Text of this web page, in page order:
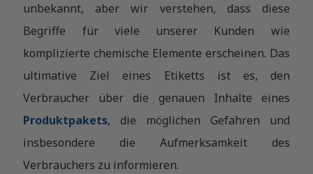
unbekannt, aber wir verstehen, dass diese
Begriffe für viele unserer Kunden wie
komplizierte chemische Elemente erscheinen. Das
ultimative Ziel eines Etiketts ist es, den
Verbraucher über die genauen Inhalte eines
Produktpakets, die möglichen Gefahren und
insbesondere die Aufmerksamkeit des
Verbrauchers zu informieren.